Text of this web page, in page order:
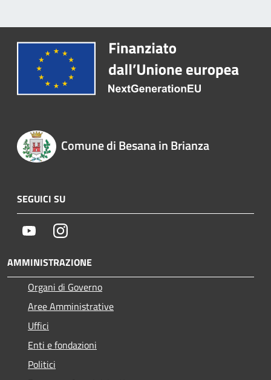
Comune di Besana in Brianza
SEGUICI SU
YoutubeInstagram
AMMINISTRAZIONE
Organi di Governo
Aree Amministrative
Uffici
Enti e fondazioni
Politici